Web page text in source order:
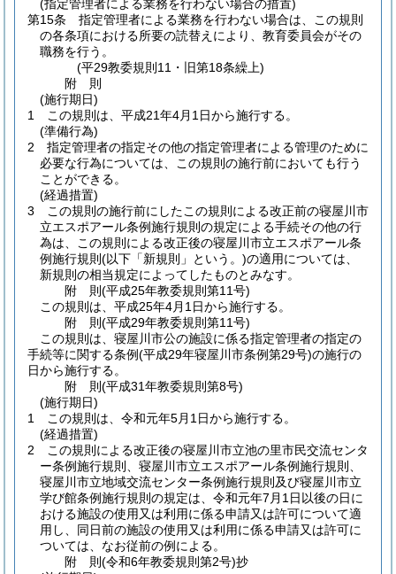
(指定管理者による業務を行わない場合の措置)
第15条
指定管理者による業務を行わない場合は、この規則
の各条項における所要の読替えにより、教育委員会がその
職務を行う。
(平29教委規則11・旧第18条繰上)
附 則
(施行期日)
1
この規則は、平成21年4月1日から施行する。
(準備行為)
2
指定管理者の指定その他の指定管理者による管理のために
必要な行為については、この規則の施行前においても行う
ことができる。
(経過措置)
3
この規則の施行前にしたこの規則による改正前の寝屋川市
立エスポアール条例施行規則の規定による手続その他の行
為は、この規則による改正後の寝屋川市立エスポアール条
例施行規則 (以下「新規則」という。)の適用については、
新規則の相当規定によってしたものとみなす。
附 則(平成25年教委規則第11号)
この規則は、平成25年4月1日から施行する。
附 則(平成29年教委規則第11号)
この規則は、寝屋川市公の施設に係る指定管理者の指定の
手続等に関する条例(平成29年寝屋川市条例第29号)の施行の
日から施行する。
附 則(平成31年教委規則第8号)
(施行期日)
1
この規則は、令和元年5月1日から施行する。
(経過措置)
2
この規則による改正後の寝屋川市立池の里市民交流センタ
ー条例施行規則、寝屋川市立エスポアール条例施行規則、
寝屋川市立地域交流センター条例施行規則及び寝屋川市立
学び館条例施行規則の規定は、令和元年7月1日以後の日に
おける施設の使用又は利用に係る申請又は許可について適
用し、同日前の施設の使用又は利用に係る申請又は許可に
ついては、なお従前の例による。
附 則(令和6年教委規則第2号)抄